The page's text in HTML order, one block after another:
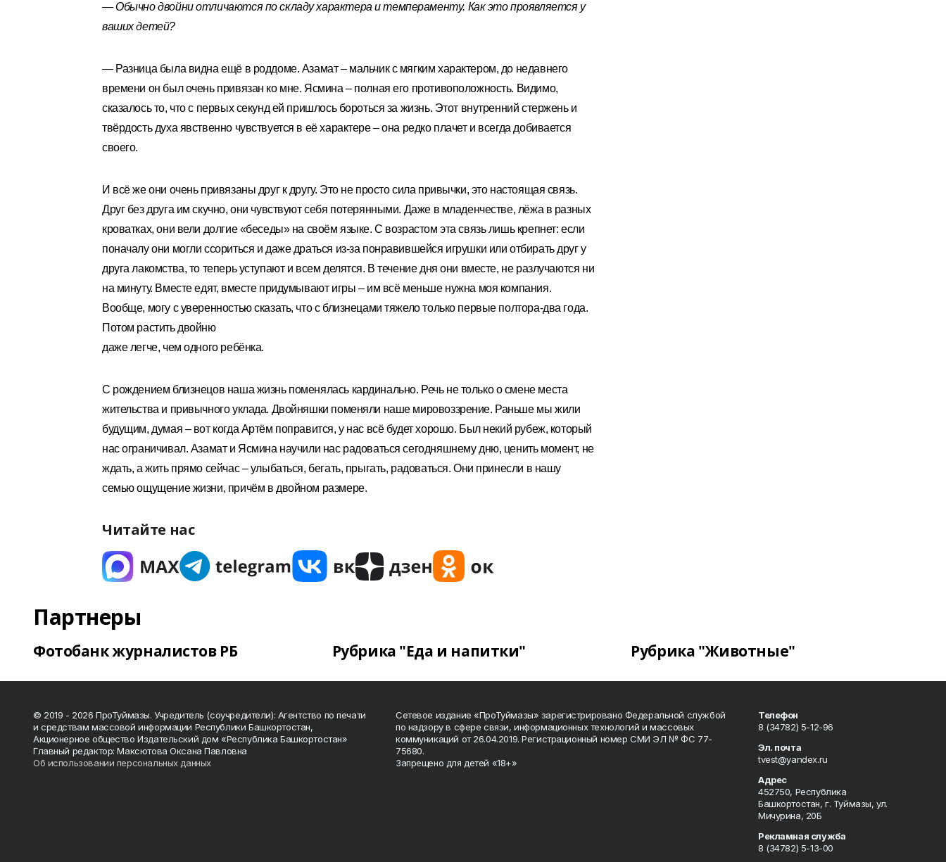
— Обычно двойни отличаются по складу характера и темпераменту. Как это проявляется у
ваших детей?
— Разница была видна ещё в роддоме. Азамат – мальчик с мягким характером, до недавнего
времени он был очень привязан ко мне. Ясмина – полная его противоположность. Видимо,
сказалось то, что с первых секунд ей пришлось бороться за жизнь. Этот внутренний стержень и
твёрдость духа явственно чувствуется в её характере – она редко плачет и всегда добивается
своего.
И всё же они очень привязаны друг к другу. Это не просто сила привычки, это настоящая связь.
Друг без друга им скучно, они чувствуют себя потерянными. Даже в младенчестве, лёжа в разных
кроватках, они вели долгие «беседы» на своём языке. С возрастом эта связь лишь крепнет: если
поначалу они могли ссориться и даже драться из-за понравившейся игрушки или отбирать друг у
друга лакомства, то теперь уступают и всем делятся. В течение дня они вместе, не разлучаются ни
на минуту. Вместе едят, вместе придумывают игры – им всё меньше нужна моя компания.
Вообще, могу с уверенностью сказать, что с близнецами тяжело только первые полтора-два года.
Потом растить двойню
даже легче, чем одного ребёнка.
С рождением близнецов наша жизнь поменялась кардинально. Речь не только о смене места
жительства и привычного уклада. Двойняшки поменяли наше мировоззрение. Раньше мы жили
будущим, думая – вот когда Артём поправится, у нас всё будет хорошо. Был некий рубеж, который
нас ограничивал. Азамат и Ясмина научили нас радоваться сегодняшнему дню, ценить момент, не
ждать, а жить прямо сейчас – улыбаться, бегать, прыгать, радоваться. Они принесли в нашу
семью ощущение жизни, причём в двойном размере.
Читайте нас
Партнеры
Фотобанк журналистов РБ Рубрика "Еда и напитки" Рубрика "Животные"
© 2019 - 2026 ПроТуймазы. Учредитель (соучредители): Агентство по печати
и средствам массовой информации Республики Башкортостан,
Акционерное общество Издательский дом «Республика Башкортостан»
Главный редактор: Максютова Оксана Павловна
Об использовании персональных данных
Сетевое издание «ПроТуймазы» зарегистрировано Федеральной службой
по надзору в сфере связи, информационных технологий и массовых
коммуникаций от 26.04.2019. Регистрационный номер СМИ ЭЛ № ФС 77-
75680.
Запрещено для детей «18+»
Телефон
8 (34782) 5-12-96
Эл. почта
tvest@yandex.ru
Адрес
452750, Республика
Башкортостан, г. Туймазы, ул.
Мичурина, 20Б
Рекламная служба
8 (34782) 5-13-00